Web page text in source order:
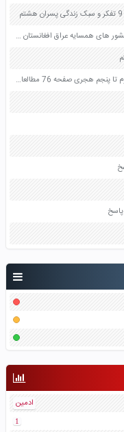
ادمین
1
برداشت خود را از وضعیت امنیتی در غرب اسیا به ویژه کشور های همسایه عراق افغانستان و پاکستان در کلاس مطرح و بحث کنید صفحه 5 و 6 آمادگی دفاعی دهم
تصویری از یک اثر علمی یا هنری مربوط به قرن های سوم تا پنجم هجری صفحه 76 مطالعات اجتماعی هشتم